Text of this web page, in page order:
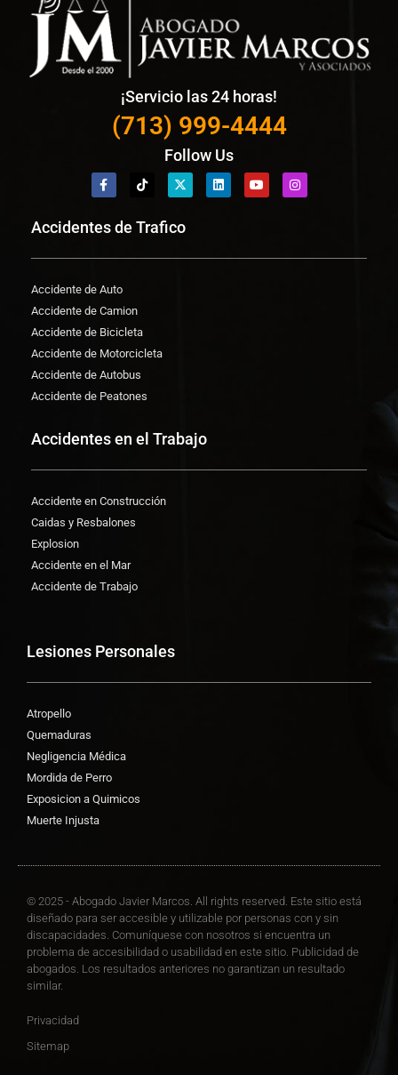
¡Servicio las 24 horas!
(713) 999-4444
Follow Us
Accidentes de Trafico
Accidente de Auto
Accidente de Camion
Accidente de Bicicleta
Accidente de Motorcicleta
Accidente de Autobus
Accidente de Peatones
Accidentes en el Trabajo
Accidente en Construcción
Caidas y Resbalones
Explosion
Accidente en el Mar
Accidente de Trabajo
Lesiones Personales
Atropello
Quemaduras
Negligencia Médica
Mordida de Perro
Exposicion a Quimicos
Muerte Injusta
© 2025 - Abogado Javier Marcos. All rights reserved. Este sitio está
diseñado para ser accesible y utilizable por personas con y sin
discapacidades. Comuníquese con nosotros si encuentra un
problema de accesibilidad o usabilidad en este sitio. Publicidad de
abogados. Los resultados anteriores no garantizan un resultado
similar.
Privacidad
Sitemap